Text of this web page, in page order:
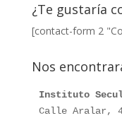
¿Te gustaría
[contact-form 2
Nos
Instituto
Calle Aralar,